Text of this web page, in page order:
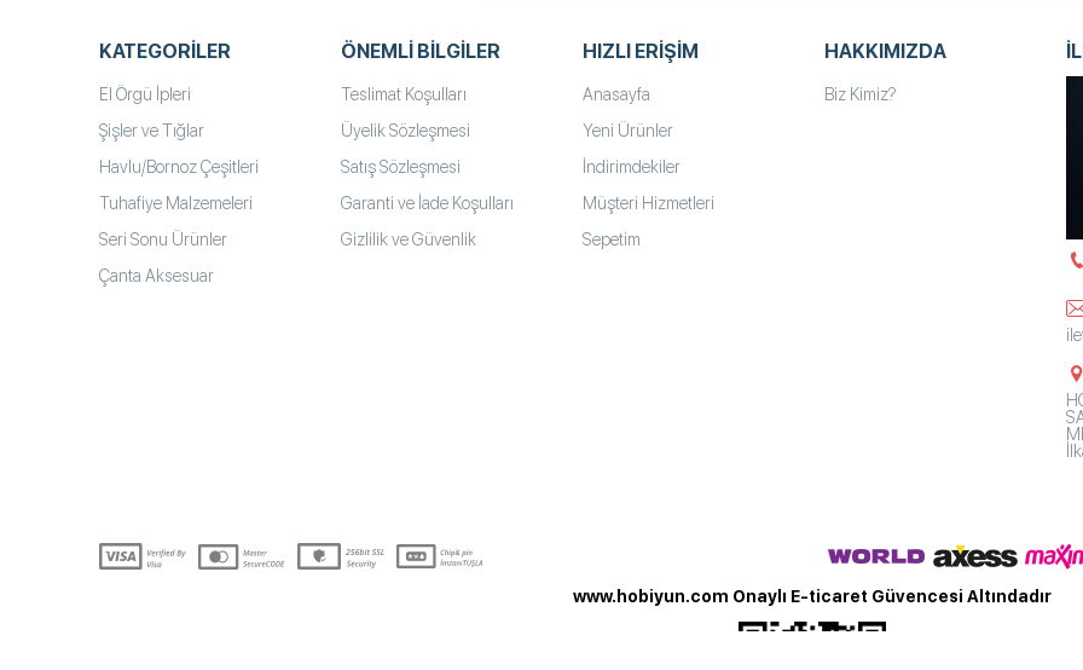
KATEGORILER
El Örgü İpleri
Şişler ve Tığlar
Havlu/Bornoz Çeşitleri
Tuhafiye Malzemeleri
Seri Sonu Ürünler
Çanta Aksesuar
ÖNEMLI BILGILER
Teslimat Koşulları
Üyelik Sözleşmesi
Satış Sözleşmesi
Garanti ve İade Koşulları
Gizlilik ve Güvenlik
HIZLI ERIŞIM
Anasayfa
Yeni Ürünler
İndirimdekiler
Müşteri Hizmetleri
Sepetim
HAKKIMIZDA
Biz Kimiz?
www.hobiyun.com Onaylı E-ticaret Güvencesi Altındadır